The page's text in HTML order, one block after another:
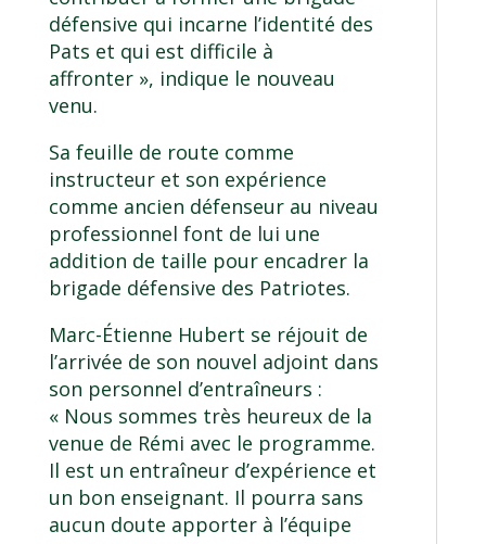
défensive qui incarne l’identité des
Pats et qui est difficile à
affronter », indique le nouveau
venu.
Sa feuille de route comme
instructeur et son expérience
comme ancien défenseur au niveau
professionnel font de lui une
addition de taille pour encadrer la
brigade défensive des Patriotes.
Marc-Étienne Hubert se réjouit de
l’arrivée de son nouvel adjoint dans
son personnel d’entraîneurs :
« Nous sommes très heureux de la
venue de Rémi avec le programme.
Il est un entraîneur d’expérience et
un bon enseignant. Il pourra sans
aucun doute apporter à l’équipe